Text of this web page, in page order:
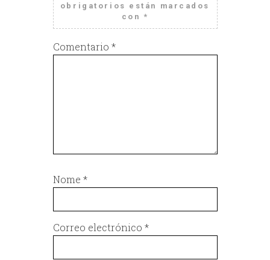
obrigatorios están marcados
con *
Comentario *
Nome *
Correo electrónico *